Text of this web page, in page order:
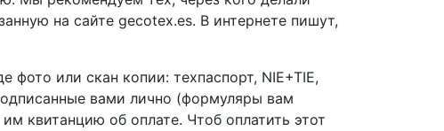
на сайте gecotex.es. В интернете пишут,
или скан копии: техпаспорт, NIE+TIE,
вами лично (формуляры вам
квитанцию об оплате. Чтоб оплатить этот